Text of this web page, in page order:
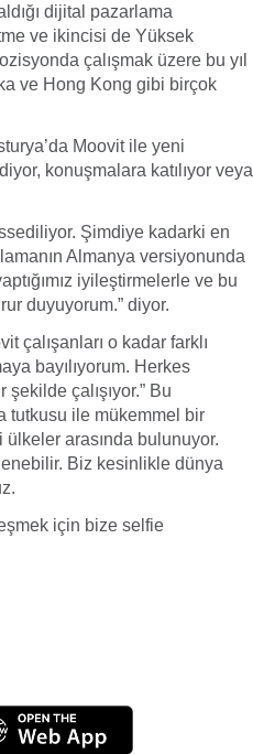
dijital pazarlama
ve ikincisi de Yüksek
çalışmak üzere bu yıl
ve Hong Kong gibi birçok
Moovit ile yeni
konuşmalara katılıyor veya
Şimdiye kadarki en
Almanya versiyonunda
iyileştirmelerle ve bu
duyuyorum.” diyor.
çalışanları o kadar farklı
bayılıyorum. Herkes
çalışıyor.” Bu
tutkusu ile mükemmel bir
arasında bulunuyor.
Biz kesinlikle dünya
için bize selfie